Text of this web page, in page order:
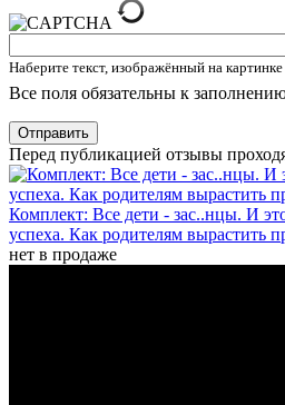
Наберите текст, изображённый на картинке
Все поля обязательны к
Отправить
Перед публикацией отзывы
Комплект: Все дети - зас..нцы. И
успеха. Как родителям вырастить
нет в продаже